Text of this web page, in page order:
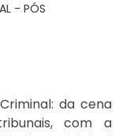
- PÓS
da cena
com a